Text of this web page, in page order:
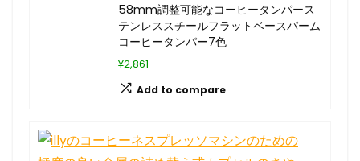
58mm調整可能なコーヒータンパース
テンレススチールフラットベースパーム
コーヒータンパー7色
¥2,861
Add to compare